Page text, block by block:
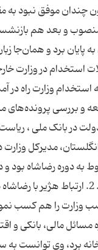
چندان موفق نبود به
منصوب و بعد هم
به پایان برد و
استخدام در وزارت
وزارت راه
و بررسی
دولت در بانک ملی ،
مدیرکل
دوره رضاشاه بود و
رفت و شغل وزارت به او واگذار
وزارت را هم کسب
مسائل مالی، بانکی
برد، وی توانست